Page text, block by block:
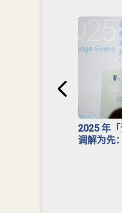
2025 年
调解为先